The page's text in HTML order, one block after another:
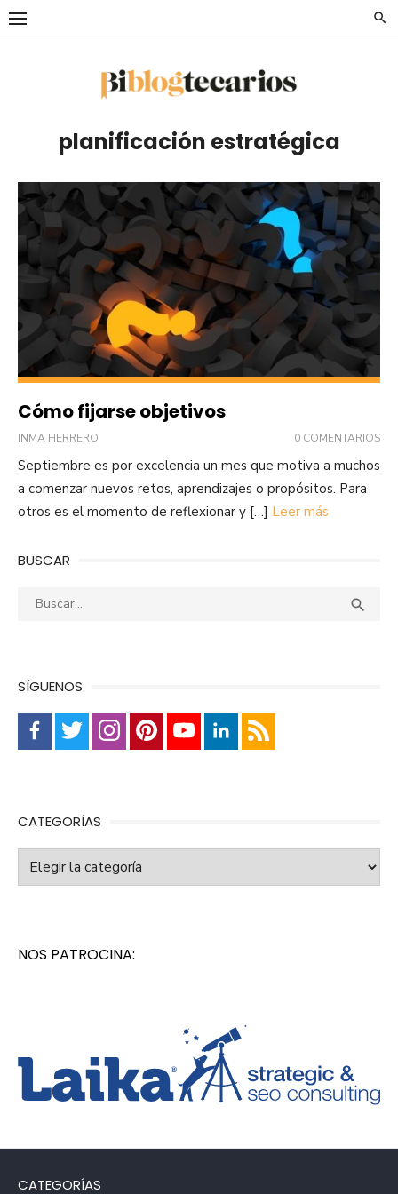
Saltar
planificación estratégica
Cómo fijarse objetivos
INMA HERRERO 0 COMENTARIOS
Septiembre es por excelencia un mes que motiva a muchos
a comenzar nuevos retos, aprendizajes o propósitos. Para
otros es el momento de reflexionar y […] Leer más
BUSCAR
Buscar: 
SÍGUENOS
CATEGORÍAS
Categorías
NOS PATROCINA:
CATEGORÍAS